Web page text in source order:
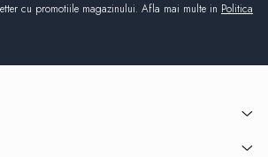
cu promotiile magazinului. Afla mai multe in Politica